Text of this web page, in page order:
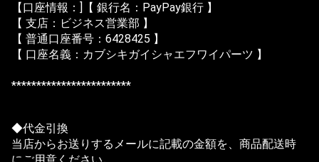
【口座情報：]【 銀行名：PayPay銀行 】
【 支店：ビジネス営業部 】
【 普通口座番号：6428425 】
【 口座名義：カブシキガイシャエフワイパーツ 】
************************
◆代金引換
当店からお送りするメールに記載の金額を、商品配送時